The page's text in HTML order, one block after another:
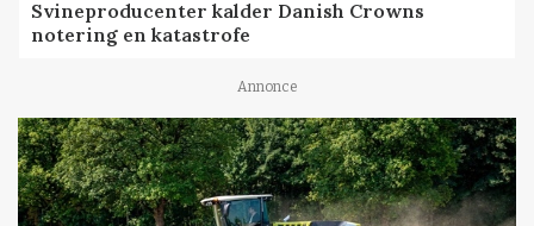
Svineproducenter kalder Danish Crowns
notering en katastrofe
Annonce